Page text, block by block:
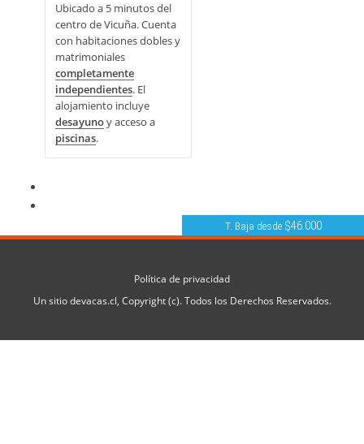
T. Baja desde $46.000
Ubicado a 5 minutos del
centro de Vicuña. Cuenta
con habitaciones dobles y
matrimoniales
completamente
independientes. El
alojamiento incluye
desayunoy acceso a
piscinas.
Política de privacidad
Un sitiodevacas.cl, Copyright (c). Todos los Derechos Reservados.